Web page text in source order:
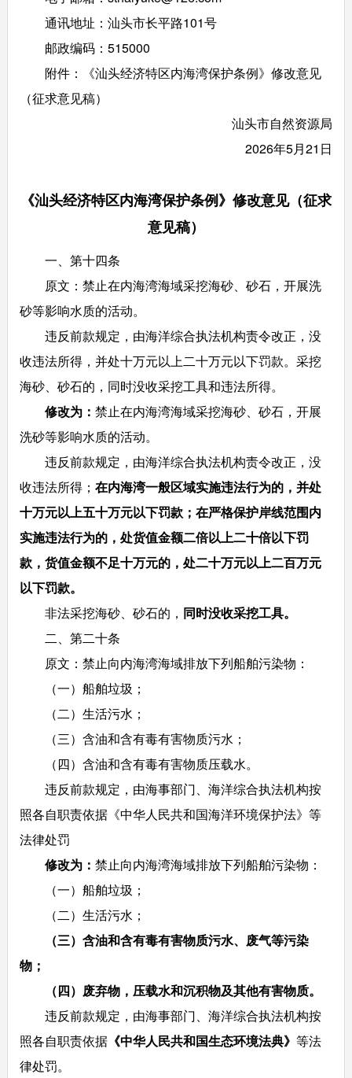
通讯地址：汕头市长平路101号
邮政编码：515000
附件：《汕头经济特区内海湾保护条例》修改意见
（征求意见稿）
汕头市自然资源局
2026年5月21日
《汕头经济特区内海湾保护条例》修改意见（征求
意见稿）
一、第十四条
原文：禁止在内海湾海域采挖海砂、砂石，开展洗
砂等影响水质的活动。
违反前款规定，由海洋综合执法机构责令改正，没
收违法所得，并处十万元以上二十万元以下罚款。采挖
海砂、砂石的，同时没收采挖工具和违法所得。
修改为： 禁止在内海湾海域采挖海砂、砂石，开展
洗砂等影响水质的活动。
违反前款规定，由海洋综合执法机构责令改正，没
收违法所得； 在内海湾一般区域实施违法行为的，并处
十万元以上五十万元以下罚款；在严格保护岸线范围内
实施违法行为的，处货值金额二倍以上二十倍以下罚
款，货值金额不足十万元的，处二十万元以上二百万元
以下罚款。
非法采挖海砂、砂石的， 同时没收采挖工具。
二、第二十条
原文：禁止向内海湾海域排放下列船舶污染物：
（一）船舶垃圾；
（二）生活污水；
（三）含油和含有毒有害物质污水；
（四）含油和含有毒有害物质压载水。
违反前款规定，由海事部门、海洋综合执法机构按
照各自职责依据《中华人民共和国海洋环境保护法》等
法律处罚
修改为： 禁止向内海湾海域排放下列船舶污染物：
（一）船舶垃圾；
（二）生活污水；
（三）含油和含有毒有害物质污水、废气等污染
物；
（四）废弃物，压载水和沉积物及其他有害物质。
违反前款规定，由海事部门、海洋综合执法机构按
照各自职责依据《中华人民共和国生态环境法典》 等法
律处罚。